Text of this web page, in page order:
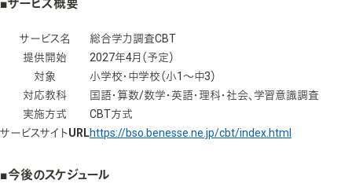
■サービス概要
サービス名
総合学力調査CBT
提供開始
2027年4月（予定）
対象
小学校・中学校（小1～中3）
対応教科
国語・算数/数学・英語・理科・社会、学習意識調査
実施方式
CBT方式
サービスサイトURLhttps://bso.benesse.ne.jp/cbt/index.html
■今後のスケジュール